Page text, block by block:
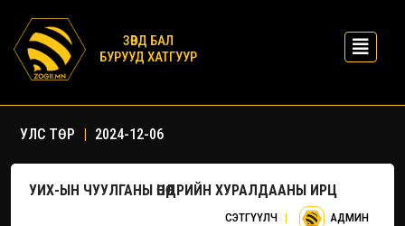
ЗӨВД БАЛ
БУРУУД ХАТГУУР
УЛС ТӨР | 2024-12-06
УИХ-ЫН ЧУУЛГАНЫ ӨНӨӨДРИЙН ХУРАЛДААНЫ ИРЦ
СЭТГҮҮЛЧ | АДМИН